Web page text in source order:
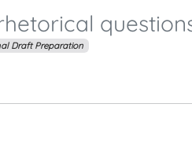
Draft Preparation